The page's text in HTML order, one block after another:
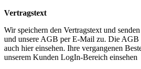
Vertragstext
Wir speichern den Vertragstext und
und unsere AGB per E-Mail zu. Die AGB
auch hier einsehen. Ihre vergangenen
unserem Kunden LogIn-Bereich einsehen